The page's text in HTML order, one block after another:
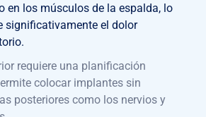
en los músculos de la espalda, lo
significativamente el dolor
requiere una planificación
colocar implantes sin
posteriores como los nervios y